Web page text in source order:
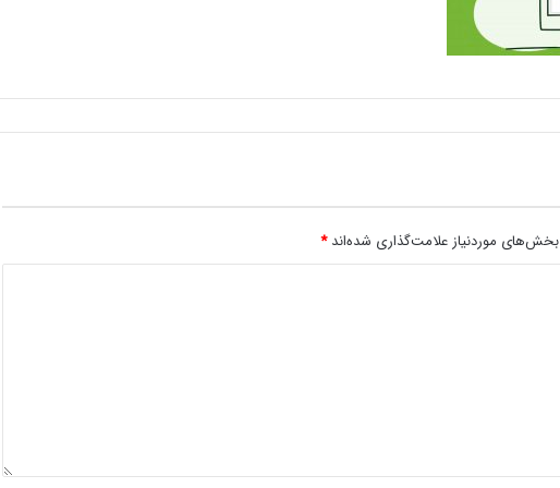
بخش‌های موردنیاز علامت‌گذاری شده‌اند*